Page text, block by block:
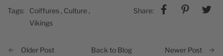
Tags: Coiffures , Culture ,
Vikings
Share:
Older Post Back to Blog Newer Post